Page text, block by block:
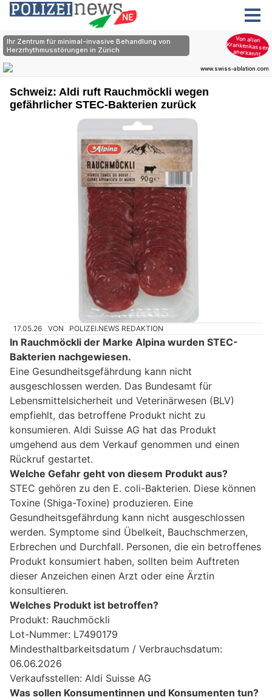
Schweiz: Aldi ruft Rauchmöckli wegen
gefährlicher STEC-Bakterien zurück
17.05.26 VON POLIZEI.NEWS REDAKTION
In Rauchmöckli der Marke Alpina wurden STEC-
Bakterien nachgewiesen.
Eine Gesundheitsgefährdung kann nicht
ausgeschlossen werden. Das Bundesamt für
Lebensmittelsicherheit und Veterinärwesen (BLV)
empfiehlt, das betroffene Produkt nicht zu
konsumieren. Aldi Suisse AG hat das Produkt
umgehend aus dem Verkauf genommen und einen
Rückruf gestartet.
Welche Gefahr geht von diesem Produkt aus?
STEC gehören zu den E. coli-Bakterien. Diese können
Toxine (Shiga-Toxine) produzieren. Eine
Gesundheitsgefährdung kann nicht ausgeschlossen
werden. Symptome sind Übelkeit, Bauchschmerzen,
Erbrechen und Durchfall. Personen, die ein betroffenes
Produkt konsumiert haben, sollten beim Auftreten
dieser Anzeichen einen Arzt oder eine Ärztin
konsultieren.
Welches Produkt ist betroffen?
Produkt: Rauchmöckli
Lot-Nummer: L7490179
Mindesthaltbarkeitsdatum / Verbrauchsdatum:
06.06.2026
Verkaufsstellen: Aldi Suisse AG
Was sollen Konsumentinnen und Konsumenten tun?